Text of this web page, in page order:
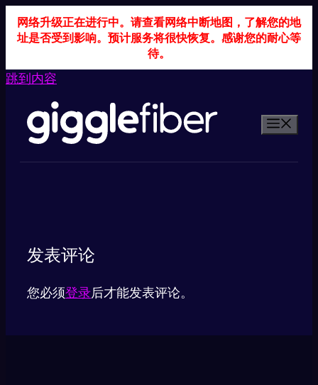
网络升级正在进行中。请查看网络中断地图，了解您的地
址是否受到影响。预计服务将很快恢复。感谢您的耐心等
待。
跳到内容
发表评论
您必须登录后才能发表评论。